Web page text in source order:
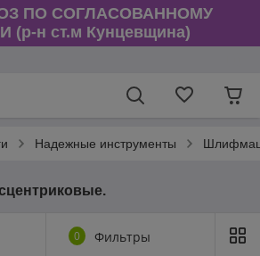
ПО СОГЛАСОВАННОМУ
(р-н ст.м Кунцевщина)
Надежные инструменты
0 Фильтры